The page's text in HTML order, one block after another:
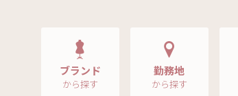
ブランド
から探す
勤務地
から探す